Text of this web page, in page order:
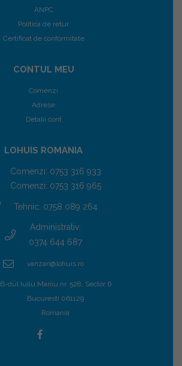
ANPC
Politica de retur
Certificat de conformitate
CONTUL MEU
Comenzi
Adrese
Detalii cont
LOHUIS ROMANIA
Comenzi: 0753 316 933
Comenzi: 0753 316 965
Tehnic: 0758 089 264
Administrativ:
0374 644 687
vanzari@lohuis.ro
B-dul Iuliu Maniu nr. 528, Sector 6
Bucuresti 061129
Romania